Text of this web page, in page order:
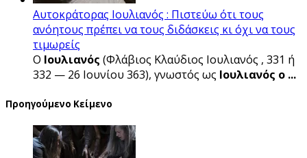
Αυτοκράτορας Ιουλιανός : Πιστεύω ότι τους
ανόητους πρέπει να τους διδάσκεις κι όχι να τους
τιμωρείς
Ο Ιουλιανός (Φλάβιος Κλαύδιος Ιουλιανός , 331 ή
332 — 26 Ιουνίου 363), γνωστός ως Ιουλιανός ο ...
Προηγούμενο Κείμενο